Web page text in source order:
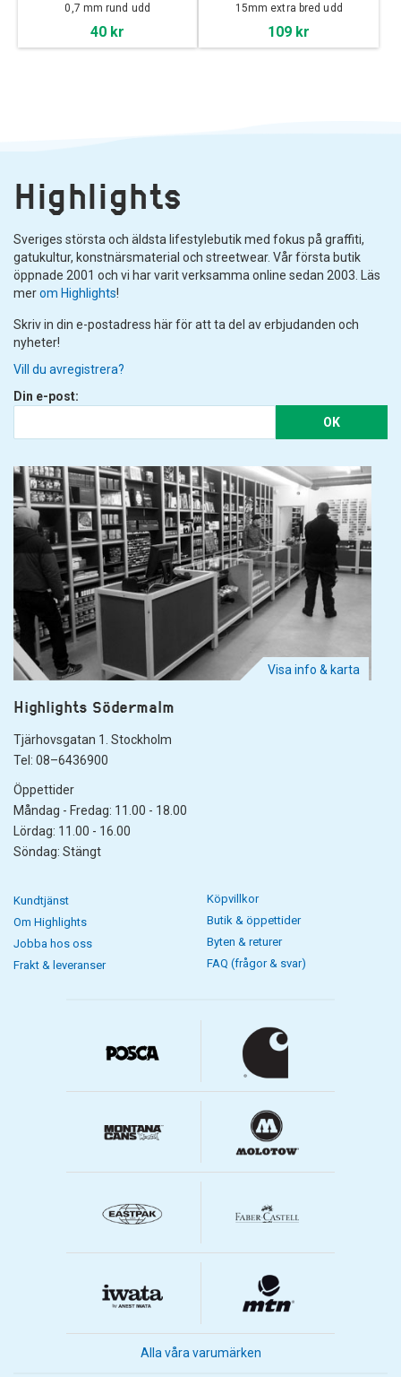
0,7 mm rund udd
40 kr
15mm extra bred udd
109 kr
Highlights
Sveriges största och äldsta lifestylebutik med fokus på graffiti,
gatukultur, konstnärsmaterial och streetwear. Vår första butik
öppnade 2001 och vi har varit verksamma online sedan 2003. Läs
merom Highlights!
Skriv in din e-postadress här för att ta del av erbjudanden och
nyheter!
Vill du avregistrera?
Din e-post:
OK
Visa info & karta
Highlights Södermalm
Tjärhovsgatan 1. Stockholm
Tel: 08–6436900
Öppettider
Måndag - Fredag: 11.00 - 18.00
Lördag: 11.00 - 16.00
Söndag: Stängt
Kundtjänst
Om Highlights
Jobba hos oss
Frakt & leveranser
Köpvillkor
Butik & öppettider
Byten & returer
FAQ (frågor & svar)
Alla våra varumärken